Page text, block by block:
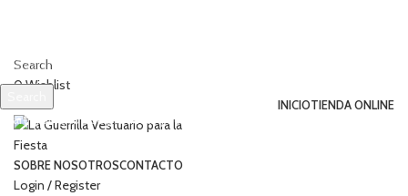
Search
0Wishlist
INICIOTIENDA ONLINE
SOBRE NOSOTROSCONTACTO
Login / Register
Click to enlarge
Start typing to see products you are looking for.